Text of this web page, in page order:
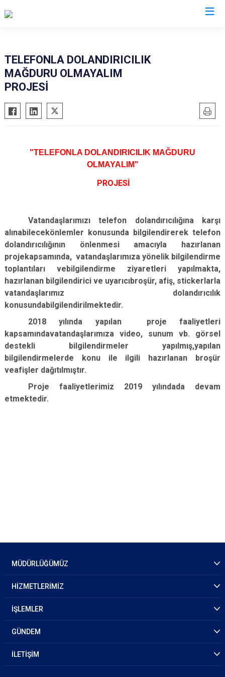
TELEFONLA DOLANDIRICILIK
MAĞDURU OLMAYALIM
PROJESİ
"TELEFONLA DOLANDIRICILIK MAĞDURU
OLMAYALIM"
PROJESİ​
Vatandaşlarımızı telefon dolandırıcılığına karşı
alınabilecekönlemler konusunda bilgilendirerek telefon
dolandırıcılığının önlenmesi amacıyla hazırlanan
projekapsamında, vatandaşlarımıza yönelik bilgilendirme
toplantıları vebilgilendirme ziyaretleri yapılmakta,
hazırlanan bilgilendirici ve uyarıcıbroşür, afiş, stickerlarla
vatandaşlarımız dolandırıcılık
konusundabilgilendirilmektedir.
2018 yılında yapılan proje faaliyetleri
kapsamındavatandaşlarımıza video, sunum vb. görsel
destekli bilgilendirmeler yapılmış,yapılan
bilgilendirmelerde konu ile ilgili hazırlanan broşür
veafişler dağıtılmıştır.
Proje faaliyetlerimiz 2019 yılındada devam
etmektedir.​
MÜDÜRLÜĞÜMÜZ
HİZMETLERİMİZ
İŞLEMLER
GÜNDEM
İLETİŞİM